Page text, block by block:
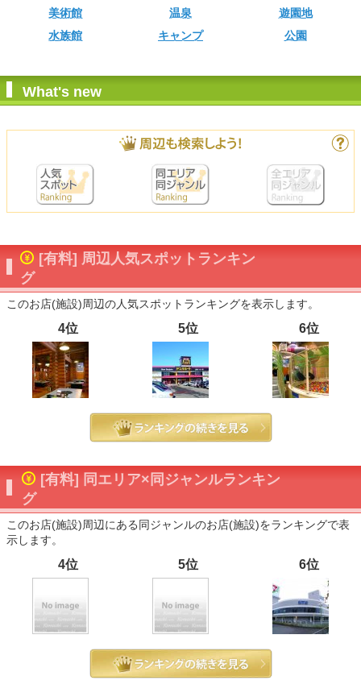
美術館 温泉
遊園地
水族館
キャンプ 公園
What's new
[有料] 周辺人気スポットランキン
グ
このお店(施設)周辺の人気スポットランキングを表示します。
4位 5位 6位
[有料] 同エリア×同ジャンルランキン
グ
このお店(施設)周辺にある同ジャンルのお店(施設)をランキングで表
示します。
4位 5位 6位